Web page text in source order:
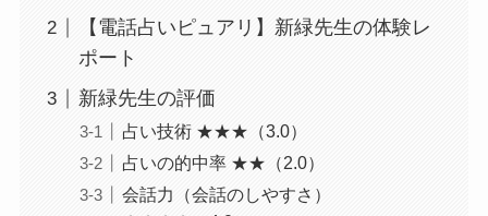
【電話占いピュアリ】新緑先生の体験レ
ポート
新緑先生の評価
占い技術 ★★★（3.0）
占いの的中率 ★★（2.0）
会話力（会話のしやすさ）